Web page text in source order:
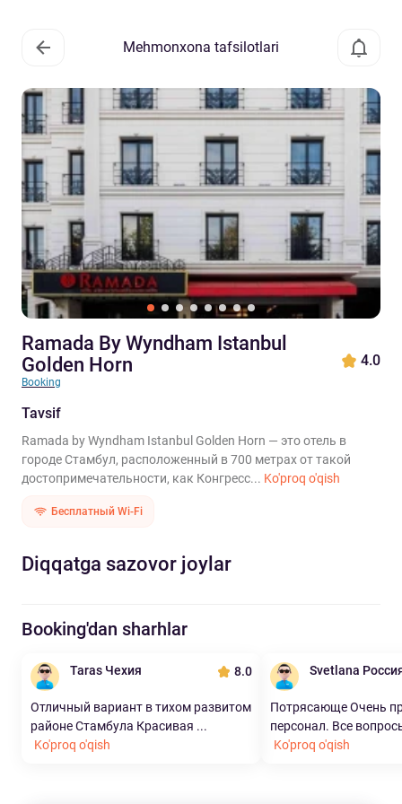
Mehmonxona tafsilotlari
Ramada By Wyndham Istanbul
Golden Horn
Booking
4.0
Tavsif
Ramada by Wyndham Istanbul Golden Horn — это отель в
городе Стамбул, расположенный в 700 метрах от такой
достопримечательности, как Конгресс... Ko'proq o'qish
Бесплатный Wi-Fi
Diqqatga sazovor joylar
Booking'dan sharhlar
Taras Чехия 8.0
Отличный вариант в тихом развитом
районе Стамбула Красивая ...
Ko'proq o'qish
Svetlana
Потрясающе Очень
персонал. Все
Ko'proq o'qish